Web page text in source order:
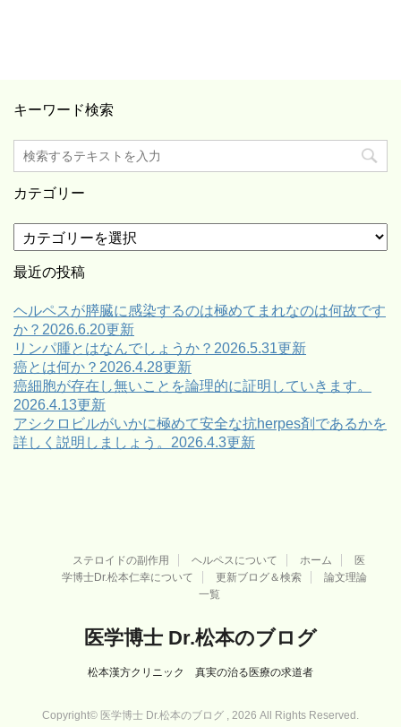
キーワード検索
カテゴリー
テ
ゴ
ー
最近の投稿
ヘルペスが膵臓に感染するのは極めてまれなのは何故です
か？2026.6.20更新
リンパ腫とはなんでしょうか？2026.5.31更新
癌とは何か？2026.4.28更新
癌細胞が存在し無いことを論理的に証明していきます。
2026.4.13更新
アシクロビルがいかに極めて安全な抗herpes剤であるかを
詳しく説明しましょう。2026.4.3更新
ステロイドの副作用 ヘルペスについて ホーム
医
学博士Dr.松本仁幸について
更新ブログ＆検索
論文理論
一覧
医学博士 Dr.松本のブログ
松本漢方クリニック 真実の治る医療の求道者
Copyright© 医学博士 Dr.松本のブログ , 2026 All Rights Reserved.